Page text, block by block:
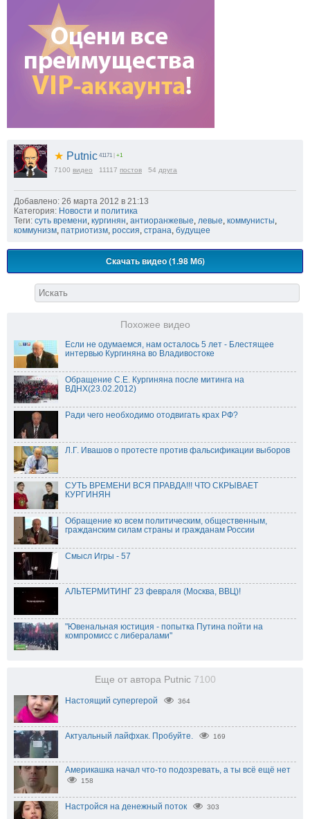
★ Putnic 41171 | +1
7100 видео 11117 постов 54 друга
Добавлено: 26 марта 2012 в 21:13
Категория: Новости и политика
Теги: суть времени кургинян антиоранжевые левые коммунисты
коммунизм патриотизм россия страна будущее
Скачать видео (1.98 Мб)
Похожее видео
Если не одумаемся, нам осталось 5 лет - Блестящее
интервью Кургиняна во Владивостоке
Обращение С.Е. Кургиняна после митинга на
ВДНХ(23.02.2012)
Ради чего необходимо отодвигать крах РФ?
Л.Г. Ивашов о протесте против фальсификации выборов
СУТЬ ВРЕМЕНИ ВСЯ ПРАВДА!!! ЧТО СКРЫВАЕТ
КУРГИНЯН
Обращение ко всем политическим, общественным,
гражданским силам страны и гражданам России
Смысл Игры - 57
АЛЬТЕРМИТИНГ 23 февраля (Москва, ВВЦ)!
"Ювенальная юстиция - попытка Путина пойти на
компромисс с либералами"
Еще от автора Putnic 7100
Настоящий супергерой 364
Актуальный лайфхак. Пробуйте. 169
Америкашка начал что-то подозревать, а ты всё ещё нет
158
Настройся на денежный поток 303